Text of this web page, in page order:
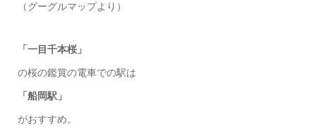
（グーグルマップより）
「一目千本桜」
の桜の鑑賞の電車での駅は
「船岡駅」
がおすすめ。